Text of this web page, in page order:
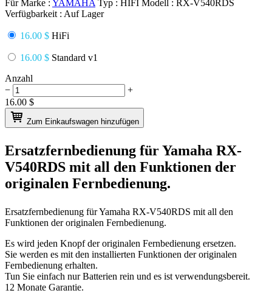
Für Marke : YAMAHA Typ : HIFI Modell : RX-V540RDS
Verfügbarkeit : Auf Lager
16.00 $ HiFi
16.00 $ Standard v1
Anzahl
−
+
16.00 $
Zum Einkaufswagen hinzufügen
Ersatzfernbedienung fürYamaha RX-
V540RDS mit all den Funktionen der
originalen Fernbedienung.
Ersatzfernbedienung fürYamaha RX-V540RDS mit all den
Funktionen der originalen Fernbedienung.
Es wird jeden Knopf der originalen Fernbedienung ersetzen.
Sie werden es mit den installierten Funktionen der originalen
Fernbedienung erhalten.
Tun Sie einfach nur Batterien rein und es ist verwendungsbereit.
12 Monate Garantie.